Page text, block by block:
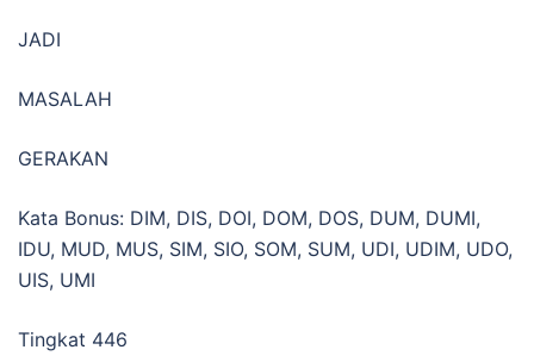
JADI
MASALAH
GERAKAN
Kata Bonus: DIM, DIS, DOI, DOM, DOS, DUM, DUMI,
IDU, MUD, MUS, SIM, SIO, SOM, SUM, UDI, UDIM, UDO,
UIS, UMI
Tingkat 446